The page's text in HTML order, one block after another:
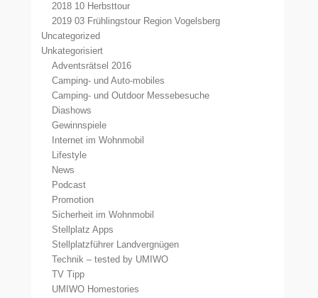
2018 10 Herbsttour
2019 03 Frühlingstour Region Vogelsberg
Uncategorized
Unkategorisiert
Adventsrätsel 2016
Camping- und Auto-mobiles
Camping- und Outdoor Messebesuche
Diashows
Gewinnspiele
Internet im Wohnmobil
Lifestyle
News
Podcast
Promotion
Sicherheit im Wohnmobil
Stellplatz Apps
Stellplatzführer Landvergnügen
Technik – tested by UMIWO
TV Tipp
UMIWO Homestories